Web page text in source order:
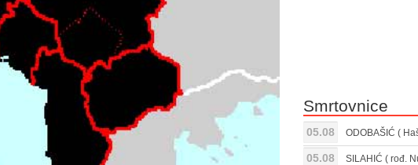
Smrtovnice
05.08 ODOBAŠIĆ (
05.08 SILAHIĆ ( rođ.